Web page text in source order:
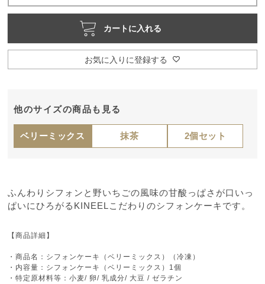
お気に入りに登録する
カートに入れる
他のサイズの商品も見る
ベリーミックス 抹茶 2個セット
ふんわりシフォンと野いちごの風味の甘酸っぱさが口いっ
ぱいにひろがるKINEELこだわりのシフォンケーキです。
【商品詳細】
・商品名：シフォンケーキ（ベリーミックス）（冷凍）
・内容量：シフォンケーキ（ベリーミックス）1個
・特定原材料等：小麦/ 卵/ 乳成分/ 大豆 / ゼラチン